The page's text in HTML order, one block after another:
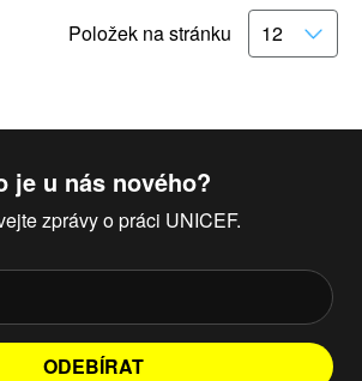
Položek na stránku
je u nás nového?
zprávy o práci UNICEF.
ODEBÍRAT